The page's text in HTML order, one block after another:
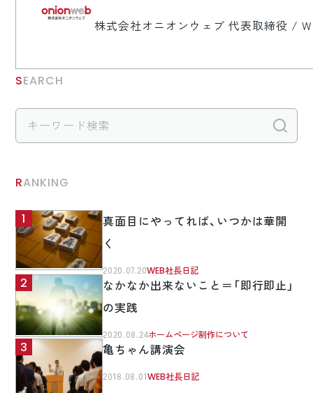
株式会社オニオンウェブ 代表取締役 /
SEARCH
RANKING
真面目にやってれば、いつかは華開
く
2020.07.20WEB社長日記
なかなか出来ないこと＝「即行即止」
の実践
2020.08.24ホームページ制作について
亀ちゃん講演会
2018.08.01WEB社長日記